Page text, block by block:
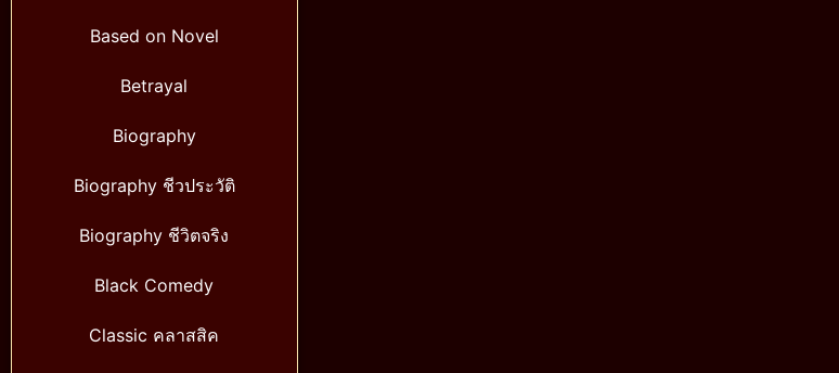
Based on Novel
Betrayal
Biography
Biography ชีวประวัติ
Biography ชีวิตจริง
Black Comedy
Classic คลาสสิค